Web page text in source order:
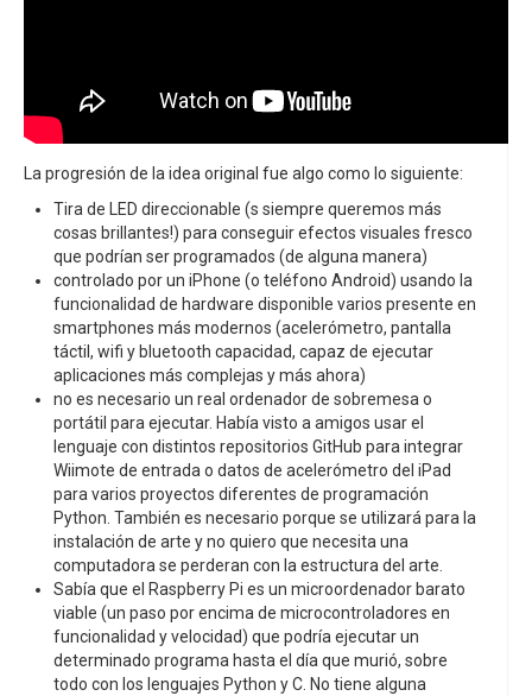
La progresión de la idea original fue algo como lo siguiente:
Tira de LED direccionable (s siempre queremos más
cosas brillantes!) para conseguir efectos visuales fresco
que podrían ser programados (de alguna manera)
controlado por un iPhone (o teléfono Android) usando la
funcionalidad de hardware disponible varios presente en
smartphones más modernos (acelerómetro, pantalla
táctil, wifi y bluetooth capacidad, capaz de ejecutar
aplicaciones más complejas y más ahora)
no es necesario un real ordenador de sobremesa o
portátil para ejecutar. Había visto a amigos usar el
lenguaje con distintos repositorios GitHub para integrar
Wiimote de entrada o datos de acelerómetro del iPad
para varios proyectos diferentes de programación
Python. También es necesario porque se utilizará para la
instalación de arte y no quiero que necesita una
computadora se perderan con la estructura del arte.
Sabía que el Raspberry Pi es un microordenador barato
viable (un paso por encima de microcontroladores en
funcionalidad y velocidad) que podría ejecutar un
determinado programa hasta el día que murió, sobre
todo con los lenguajes Python y C. No tiene alguna